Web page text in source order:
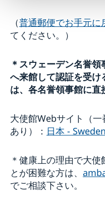
（普通郵便でお手元に
てください。）
＊スウェーデン名誉領
へ来館して認証を受け
は、各名誉領事館に直
大使館Webサイト（
あり）： 日本 -
＊健康上の理由で大
とが困難な方は、
でご相談下さい。